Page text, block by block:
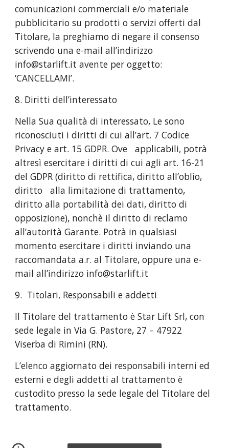
comunicazioni commerciali e/o materiale
pubblicitario su prodotti o servizi offerti dal
Titolare, la preghiamo di negare il consenso
scrivendo una e-mail all’indirizzo
info@starlift.it avente per oggetto:
‘CANCELLAMI’.
8. Diritti dell’interessato
Nella Sua qualità di interessato, Le sono
riconosciuti i diritti di cui all’art. 7 Codice
Privacy e art. 15 GDPR. Ove applicabili, potrà
altresì esercitare i diritti di cui agli art. 16-21
del GDPR (diritto di rettifica, diritto all’oblìo,
diritto alla limitazione di trattamento,
diritto alla portabilità dei dati, diritto di
opposizione), nonchè il diritto di reclamo
all’autorità Garante. Potrà in qualsiasi
momento esercitare i diritti inviando una
raccomandata a.r. al Titolare, oppure una e-
mail all’indirizzo info@starlift.it
9. Titolari, Responsabili e addetti
Il Titolare del trattamento è Star Lift Srl, con
sede legale in Via G. Pastore, 27 – 47922
Viserba di Rimini (RN).
L’elenco aggiornato dei responsabili interni ed
esterni e degli addetti al trattamento è
custodito presso la sede legale del Titolare del
trattamento.